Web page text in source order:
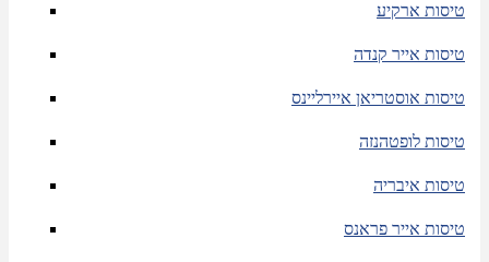
טיסות ארקיע
טיסות אייר קנדה
טיסות אוסטריאן איירליינס
טיסות לופטהנזה
טיסות איבריה
טיסות אייר פראנס